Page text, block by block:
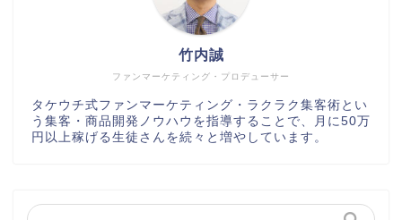
ファンマーケティング・プロデューサー
竹内誠
タケウチ式ファンマーケティング・ラクラク集客術とい
う集客・商品開発ノウハウを指導することで、月に50万
円以上稼げる生徒さんを続々と増やしています。